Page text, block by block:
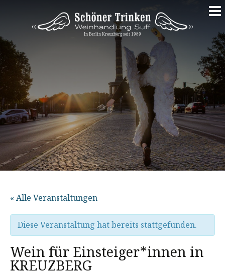
zum
Inhalt
« Alle Veranstaltungen
Diese Veranstaltung hat bereits stattgefunden.
Wein für Einsteiger*innen in
KREUZBERG